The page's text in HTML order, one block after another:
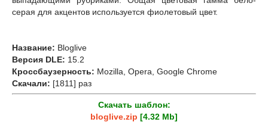
серая для акцентов используется фиолетовый цвет.
Название: Bloglive
Версия DLE: 15.2
Кроссбаузерность: Mozilla, Opera, Google Chrome
Скачали: [1811] раз
Скачать шаблон:
bloglive.zip [4.32 Mb]